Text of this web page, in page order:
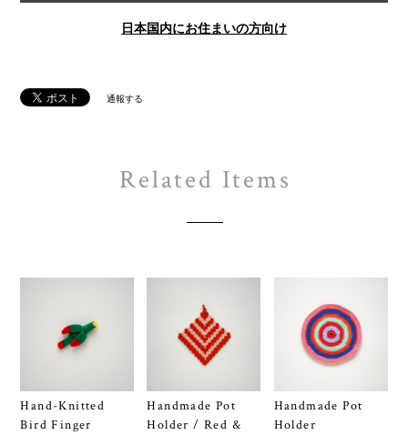
日本国内にお住まいの方向け
通報する
Related Items
Hand-Knitted
Bird Finger
Handmade Pot
Holder / Red &
Handmade Pot
Holder